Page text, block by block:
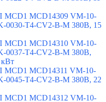
MCD14309 VM-10-
0030-T4-CV2-B-M 380В, 15
MCD14310 VM-10-
0037-T4-CV2-B-M 380В,
кВт
MCD14311 VM-10-
0045-T4-CV2-B-M 380В, 22
MCD14312 VM-10-